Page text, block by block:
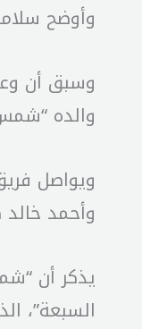
وأوضح
وسبق أن
والده “شمس
ويواصل
وأحمد
السبعة”،